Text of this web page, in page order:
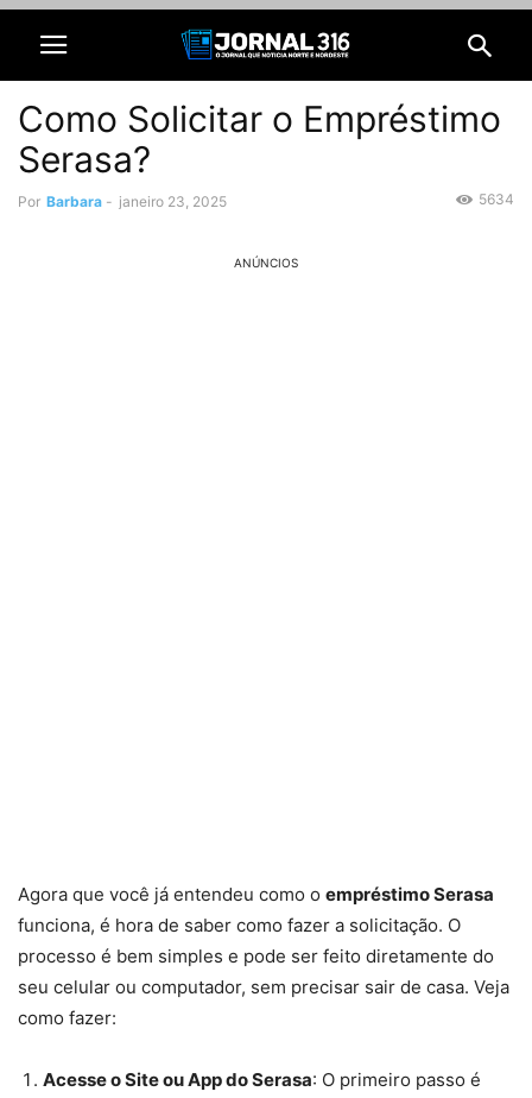
Como Solicitar o Empréstimo
Serasa?
Por Barbara - janeiro 23, 2025 5634
ANÚNCIOS
Agora que você já entendeu como o empréstimo Serasa
funciona, é hora de saber como fazer a solicitação. O
processo é bem simples e pode ser feito diretamente do
seu celular ou computador, sem precisar sair de casa. Veja
como fazer:
Acesse o Site ou App do Serasa: O primeiro passo é